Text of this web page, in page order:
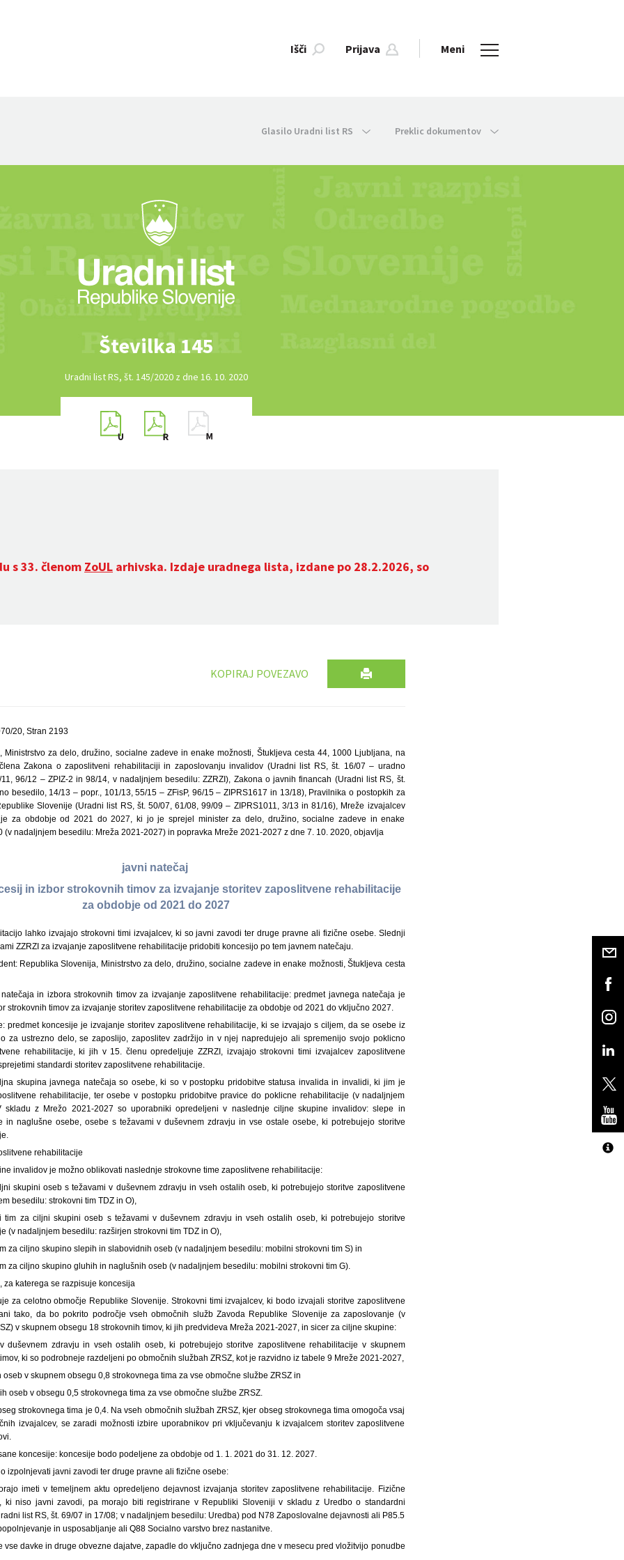
Išči Prijava Meni
Glasilo Uradni list RS Preklic dokumentov
Številka 145
Uradni list RS, št. 145/2020 z dne 16. 10. 2020
s 33. členom ZoUL arhivska. Izdaje uradnega lista, izdane po 28.2.2026, so
KOPIRAJ POVEZAVO
20, Stran 2193
Ministrstvo za delo, družino, socialne zadeve in enake možnosti, Štukljeva cesta 44, 1000 Ljubljana, na
Zakona o zaposlitveni rehabilitaciji in zaposlovanju invalidov (Uradni list RS, št. 16/07 – uradno
96/12 – ZPIZ-2 in 98/14, v nadaljnjem besedilu: ZZRZI), Zakona o javnih financah (Uradni list RS, št.
besedilo, 14/13 – popr., 101/13, 55/15 – ZFisP, 96/15 – ZIPRS1617 in 13/18), Pravilnika o postopkih za
Slovenije (Uradni list RS, št. 50/07, 61/08, 99/09 – ZIPRS1011, 3/13 in 81/16), Mreže izvajalcev
za obdobje od 2021 do 2027, ki jo je sprejel minister za delo, družino, socialne zadeve in enake
(v nadaljnjem besedilu: Mreža 2021-2027) in popravka Mreže 2021-2027 z dne 7. 10. 2020, objavlja
javni natečaj
in izbor strokovnih timov za izvajanje storitev zaposlitvene rehabilitacije
za obdobje od 2021 do 2027
lahko izvajajo strokovni timi izvajalcev, ki so javni zavodi ter druge pravne ali fizične osebe. Slednji
ZZRZI za izvajanje zaposlitvene rehabilitacije pridobiti koncesijo po tem javnem natečaju.
Republika Slovenija, Ministrstvo za delo, družino, socialne zadeve in enake možnosti, Štukljeva cesta
in izbora strokovnih timov za izvajanje zaposlitvene rehabilitacije: predmet javnega natečaja je
strokovnih timov za izvajanje storitev zaposlitvene rehabilitacije za obdobje od 2021 do vključno 2027.
predmet koncesije je izvajanje storitev zaposlitvene rehabilitacije, ki se izvajajo s ciljem, da se osebe iz
za ustrezno delo, se zaposlijo, zaposlitev zadržijo in v njej napredujejo ali spremenijo svojo poklicno
rehabilitacije, ki jih v 15. členu opredeljuje ZZRZI, izvajajo strokovni timi izvajalcev zaposlitvene
standardi storitev zaposlitvene rehabilitacije.
skupina javnega natečaja so osebe, ki so v postopku pridobitve statusa invalida in invalidi, ki jim je
rehabilitacije, ter osebe v postopku pridobitve pravice do poklicne rehabilitacije (v nadaljnjem
skladu z Mrežo 2021-2027 so uporabniki opredeljeni v naslednje ciljne skupine invalidov: slepe in
in naglušne osebe, osebe s težavami v duševnem zdravju in vse ostale osebe, ki potrebujejo storitve
rehabilitacije
invalidov je možno oblikovati naslednje strokovne time zaposlitvene rehabilitacije:
skupini oseb s težavami v duševnem zdravju in vseh ostalih oseb, ki potrebujejo storitve zaposlitvene
besedilu: strokovni tim TDZ in O),
tim za ciljni skupini oseb s težavami v duševnem zdravju in vseh ostalih oseb, ki potrebujejo storitve
(v nadaljnjem besedilu: razširjen strokovni tim TDZ in O),
za ciljno skupino slepih in slabovidnih oseb (v nadaljnjem besedilu: mobilni strokovni tim S) in
za ciljno skupino gluhih in naglušnih oseb (v nadaljnjem besedilu: mobilni strokovni tim G).
za katerega se razpisuje koncesija
za celotno območje Republike Slovenije. Strokovni timi izvajalcev, ki bodo izvajali storitve zaposlitvene
tako, da bo pokrito področje vseh območnih služb Zavoda Republike Slovenije za zaposlovanje (v
v skupnem obsegu 18 strokovnih timov, ki jih predvideva Mreža 2021-2027, in sicer za ciljne skupine:
duševnem zdravju in vseh ostalih oseb, ki potrebujejo storitve zaposlitvene rehabilitacije v skupnem
ki so podrobneje razdeljeni po območnih službah ZRSZ, kot je razvidno iz tabele 9 Mreže 2021-2027,
v skupnem obsegu 0,8 strokovnega tima za vse območne službe ZRSZ in
oseb v obsegu 0,5 strokovnega tima za vse območne službe ZRSZ.
strokovnega tima je 0,4. Na vseh območnih službah ZRSZ, kjer obseg strokovnega tima omogoča vsaj
izvajalcev, se zaradi možnosti izbire uporabnikov pri vključevanju k izvajalcem storitev zaposlitvene
koncesije: koncesije bodo podeljene za obdobje od 1. 1. 2021 do 31. 12. 2027.
izpolnjevati javni zavodi ter druge pravne ali fizične osebe:
imeti v temeljnem aktu opredeljeno dejavnost izvajanja storitev zaposlitvene rehabilitacije. Fizične
ki niso javni zavodi, pa morajo biti registrirane v Republiki Sloveniji v skladu z Uredbo o standardni
list RS, št. 69/07 in 17/08; v nadaljnjem besedilu: Uredba) pod N78 Zaposlovalne dejavnosti ali P85.5
in usposabljanje ali Q88 Socialno varstvo brez nastanitve.
vse davke in druge obvezne dajatve, zapadle do vključno zadnjega dne v mesecu pred vložitvijo ponudbe